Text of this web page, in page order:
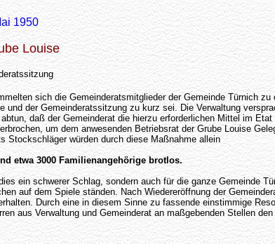
1950
Louise
sich die Gemeinderatsmitglieder der Gemeinde Türnich
und der Gemeinderatssitzung zu kurz sei. Die Verwaltung
daß der Gemeinderat die hierzu erforderlichen Mittel im
um dem anwesenden Betriebsrat der Grube Louise
Stockschläger würden durch diese Maßnahme allein
etwa 3000 Familienangehörige brotlos.
ein schwerer Schlag, sondern auch für die ganze Gemeinde
auf dem Spiele ständen. Nach Wiedereröffnung der
Durch eine in diesem Sinne zu fassende einstimmige
aus Verwaltung und Gemeinderat an maßgebenden Stellen